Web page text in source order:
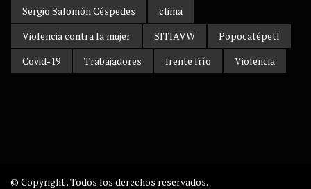
Sergio Salomón Céspedes
clima
Violencia contra la mujer
SITIAVW
Popocatépetl
Covid-19
Trabajadores frente frío Violencia
© Copyright . Todos los derechos reservados.